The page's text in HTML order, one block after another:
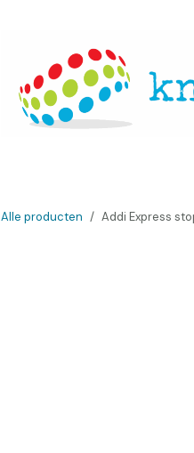
Alle producten Addi Express